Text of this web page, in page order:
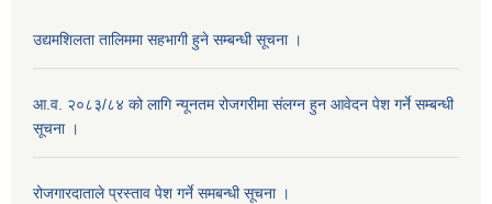
उद्यमशिलता तालिममा सहभागी हुने सम्बन्धी सूचना ।
आ.व. २०८३/८४ को लागि न्यूनतम रोजगरीमा संलग्न हुन आवेदन पेश गर्ने सम्बन्धी
सूचना ।
रोजगारदाताले प्रस्ताव पेश गर्ने समबन्धी सूचना ।